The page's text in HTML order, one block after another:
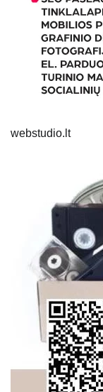
webstudio.lt